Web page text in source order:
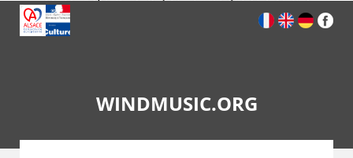
WINDMUSIC.ORG